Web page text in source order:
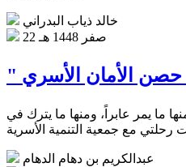
خالد ذياب البدراني
22 صفر 1448 هـ
حصن الأمان الأسري
ما يمر عابراً، ومنها ما يترك في
عبدالكريم بن دهام الدهام